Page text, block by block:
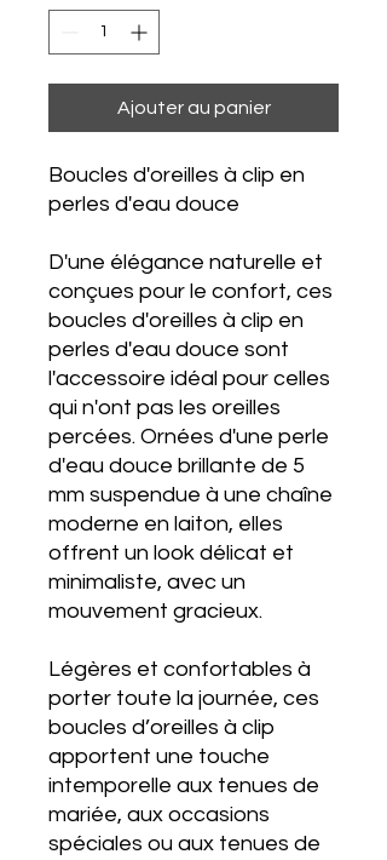
Ajouter au panier
Boucles d'oreilles à clip en
perles d'eau douce
D'une élégance naturelle et
conçues pour le confort, ces
boucles d'oreilles à clip en
perles d'eau douce sont
l'accessoire idéal pour celles
qui n'ont pas les oreilles
percées. Ornées d'une perle
d'eau douce brillante de 5
mm suspendue à une chaîne
moderne en laiton, elles
offrent un look délicat et
minimaliste, avec un
mouvement gracieux.
Légères et confortables à
porter toute la journée, ces
boucles d’oreilles à clip
apportent une touche
intemporelle aux tenues de
mariée, aux occasions
spéciales ou aux tenues de